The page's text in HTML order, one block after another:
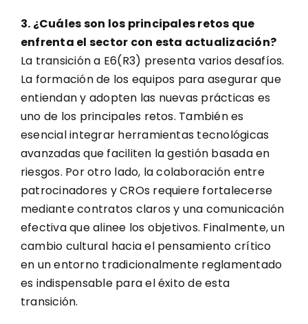
3. ¿Cuáles son los principales retos que
enfrenta el sector con esta actualización?
La transición a E6(R3) presenta varios desafíos.
La formación de los equipos para asegurar que
entiendan y adopten las nuevas prácticas es
uno de los principales retos. También es
esencial integrar herramientas tecnológicas
avanzadas que faciliten la gestión basada en
riesgos. Por otro lado, la colaboración entre
patrocinadores y CROs requiere fortalecerse
mediante contratos claros y una comunicación
efectiva que alinee los objetivos. Finalmente, un
cambio cultural hacia el pensamiento crítico
en un entorno tradicionalmente reglamentado
es indispensable para el éxito de esta
transición.